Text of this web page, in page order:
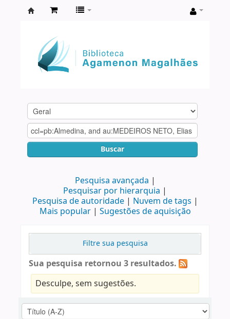
Agamenon
Magalhães
Buscar
Pesquisa avançada
Pesquisar por hierarquia
Pesquisa de autoridade
Nuvem de tags
Mais popular
Sugestões de aquisição
Filtre sua pesquisa
Sua pesquisa retornou 3 resultados.
Desculpe, sem sugestões.